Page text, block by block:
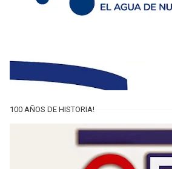
100 AÑOS DE HISTORIA!